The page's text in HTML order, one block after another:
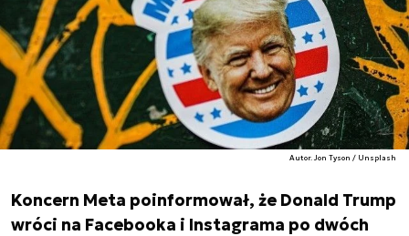
Autor. Jon Tyson / Unsplash
Koncern Meta poinformował, że Donald Trump
wróci na Facebooka i Instagrama po dwóch